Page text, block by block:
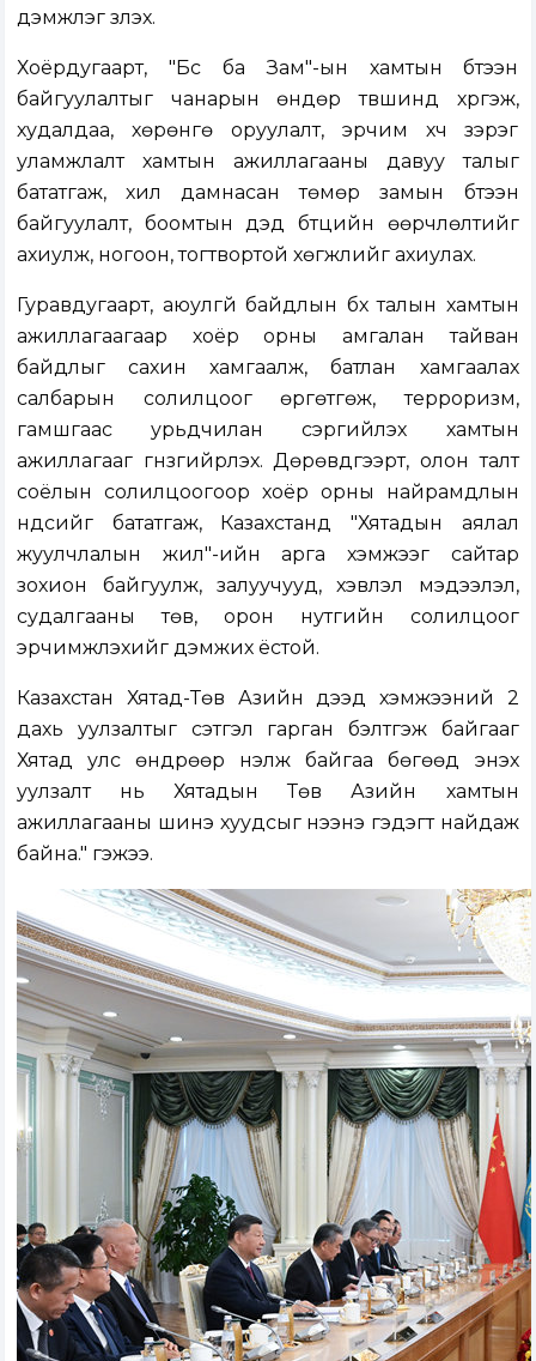
дэмжлэг үзүүлэх.
Хоёрдугаарт, "Бүс ба Зам"-ын хамтын бүтээн
байгуулалтыг чанарын өндөр түвшинд хүргэж,
худалдаа, хөрөнгө оруулалт, эрчим хүч зэрэг
уламжлалт хамтын ажиллагааны давуу талыг
бататгаж, хил дамнасан төмөр замын бүтээн
байгуулалт, боомтын дэд бүтцийн өөрчлөлтийг
ахиулж, ногоон, тогтвортой хөгжлийг ахиулах.
Гуравдугаарт, аюулгүй байдлын бүх талын хамтын
ажиллагаагаар хоёр орны амгалан тайван
байдлыг сахин хамгаалж, батлан ​​хамгаалах
салбарын солилцоог өргөтгөж, терроризм,
гамшгаас урьдчилан сэргийлэх хамтын
ажиллагааг гүнзгийрүүлэх. Дөрөвдүгээрт, олон талт
соёлын солилцоогоор хоёр орны найрамдлын
үндсийг бататгаж, Казахстанд "Хятадын аялал
жуулчлалын жил"-ийн арга хэмжээг сайтар
зохион байгуулж, залуучууд, хэвлэл мэдээлэл,
судалгааны төв, орон нутгийн солилцоог
эрчимжүүлэхийг дэмжих ёстой.
Казахстан Хятад-Төв Азийн дээд хэмжээний 2
дахь уулзалтыг сэтгэл гарган бэлтгэж байгааг
Хятад улс өндрөөр үнэлж байгаа бөгөөд энэхүү
уулзалт нь Хятадын Төв Азийн хамтын
ажиллагааны шинэ хуудсыг нээнэ гэдэгт найдаж
байна." гэжээ.